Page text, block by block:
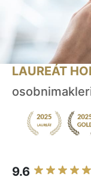
LAUREÁT
9.6